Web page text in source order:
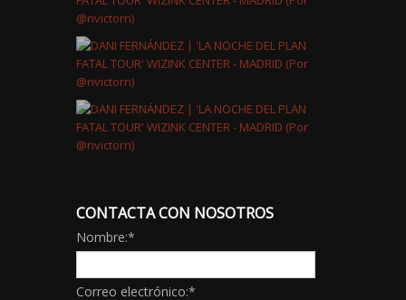
CONTACTA CON NOSOTROS
Nombre:*
Correo electrónico:*